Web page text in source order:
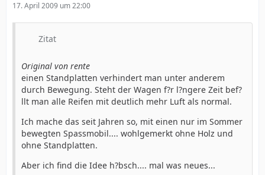
17. April 2009 um 22:00
Zitat
Original von rente
einen Standplatten verhindert man unter anderem
durch Bewegung. Steht der Wagen f?r l?ngere Zeit bef?
llt man alle Reifen mit deutlich mehr Luft als normal.
Ich mache das seit Jahren so, mit einen nur im Sommer
bewegten Spassmobil.... wohlgemerkt ohne Holz und
ohne Standplatten.
Aber ich find die Idee h?bsch.... mal was neues...